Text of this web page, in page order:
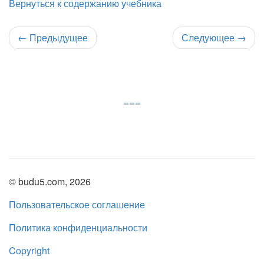
Вернуться к содержанию учебника
← Предыдущее Следующее →
© budu5.com, 2026
Пользовательское соглашение
Политика конфиденциальности
Copyright